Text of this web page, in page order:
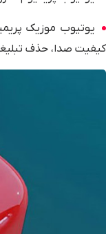
یوتیوب موزیک
کیفیت صدا، حذف